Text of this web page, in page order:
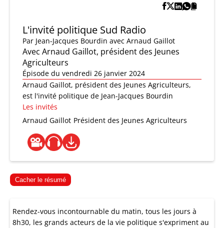
L'invité politique Sud Radio
Par Jean-Jacques Bourdin avec Arnaud Gaillot
Avec Arnaud Gaillot, président des Jeunes
Agriculteurs
Épisode du vendredi 26 janvier 2024
Arnaud Gaillot, président des Jeunes Agriculteurs,
est l'invité politique de Jean-Jacques Bourdin
Les invités
Arnaud Gaillot Président des Jeunes Agriculteurs
Cacher le résumé
Rendez-vous incontournable du matin, tous les jours à
8h30, les grands acteurs de la vie politique s'expriment au